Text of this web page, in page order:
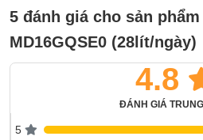
dễ thao tác. Phía dưới máy có 4
4 hướng.
Thế hệ máy nén biến tần kép
Máy hút ẩm LG MD16GQSE0sử
ngưng tụ lạnh với thế hệ máy nén
nghệ biến tần kép
Dual Invertercho
với hiệu suất cao, chạy êm và tiết
5 đánh giá cho sản
MD16GQSE0 (28lít/ngày)
4.8
ĐÁNH GIÁ
5